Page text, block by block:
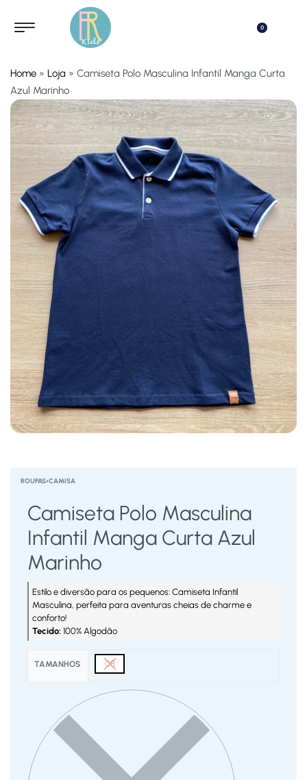
0
Home » Loja » Camiseta Polo Masculina Infantil Manga Curta
Azul Marinho
ROUPAS›CAMISA
Camiseta Polo Masculina
Infantil Manga Curta Azul
Marinho
Estilo e diversão para os pequenos: Camiseta Infantil
Masculina, perfeita para aventuras cheias de charme e
conforto!
Tecido: 100% Algodão
TAMANHOS 08